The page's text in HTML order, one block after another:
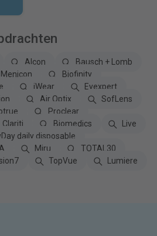
Alcon
Bausch + Lomb
Menicon
Biofinity
iWear
Eyexpert
Air Optix
SofLens
Proclear
Clariti Biomedics
Live
daily disposable
Miru
TOTAL30
TopVue
Lumiere